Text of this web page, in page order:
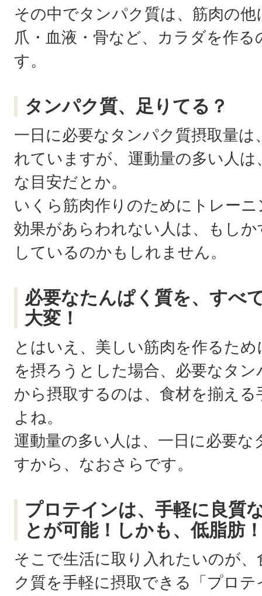
その中でタンパク質は、筋肉の
爪・血液・骨など、カラダを作
す。
タンパク質、足りてる？
一日に必要なタンパク質摂取量
れていますが、運動量の多い人
な目安だとか。
いくら筋肉作りのためにトレー
効果があらわれない人は、もし
しているのかもしれません。
必要なたんぱく質を、すべ
大変！
とはいえ、美しい筋肉を作るた
を摂ろうとした場合、必要なタ
から摂取するのは、食材を揃え
よね。
運動量の多い人は、一日に必要
すから、なおさらです。
プロテインは、手軽に良質
とが可能！しかも、低脂肪
そこで生活に取り入れたいのが
ク質を手軽に摂取できる「プロ